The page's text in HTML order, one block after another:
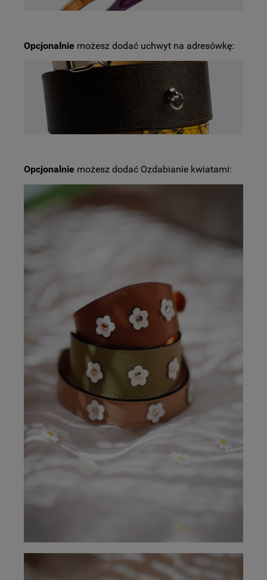
Opcjonalnie możesz dodać uchwyt na adresówkę:
Opcjonalnie możesz dodać Ozdabianie kwiatami: